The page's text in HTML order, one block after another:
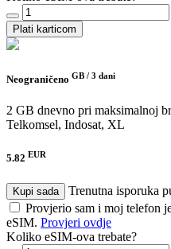
Plati karticom
Neograničeno GB / 3 dani
2 GB dnevno pri maksimalnoj
Telkomsel, Indosat, XL
5.82 EUR
Kupi sada
Trenutna isporuka
Provjerio sam i moj telefon
eSIM. Provjeri ovdje
Koliko eSIM-ova trebate?